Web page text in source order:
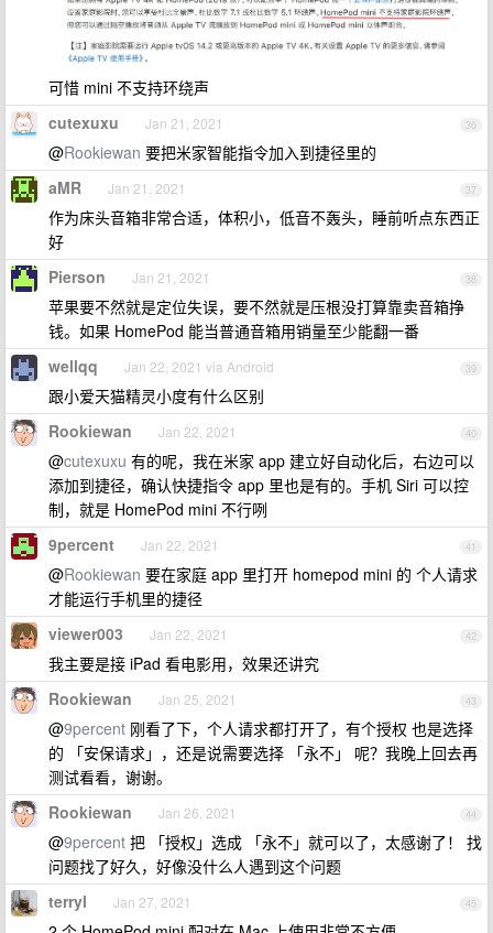
可惜 mini 不支持环绕声
36
cutexuxu Jan 21, 2021
@Rookiewan 要把米家智能指令加入到捷径里的
37
aMR Jan 21, 2021
作为床头音箱非常合适，体积小，低音不轰头，睡前听点东西正
好
38
Pierson Jan 21, 2021
苹果要不然就是定位失误，要不然就是压根没打算靠卖音箱挣
钱。如果 HomePod 能当普通音箱用销量至少能翻一番
39
wellqq Jan 22, 2021 via Android
跟小爱天猫精灵小度有什么区别
40
Rookiewan Jan 22, 2021
@cutexuxu 有的呢，我在米家 app 建立好自动化后，右边可以
添加到捷径，确认快捷指令 app 里也是有的。手机 Siri 可以控
制，就是 HomePod mini 不行咧
41
9percent Jan 22, 2021
@Rookiewan 要在家庭 app 里打开 homepod mini 的 个人请求
才能运行手机里的捷径
42
viewer003 Jan 22, 2021
我主要是接 iPad 看电影用，效果还讲究
43
Rookiewan Jan 25, 2021
@9percent 刚看了下，个人请求都打开了，有个授权 也是选择
的 「安保请求」，还是说需要选择 「永不」 呢？我晚上回去再
测试看看，谢谢。
44
Rookiewan Jan 26, 2021
@9percent 把 「授权」选成 「永不」就可以了，太感谢了！ 找
问题找了好久，好像没什么人遇到这个问题
45
terryl Jan 27, 2021